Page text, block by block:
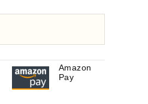
Amazon
Pay